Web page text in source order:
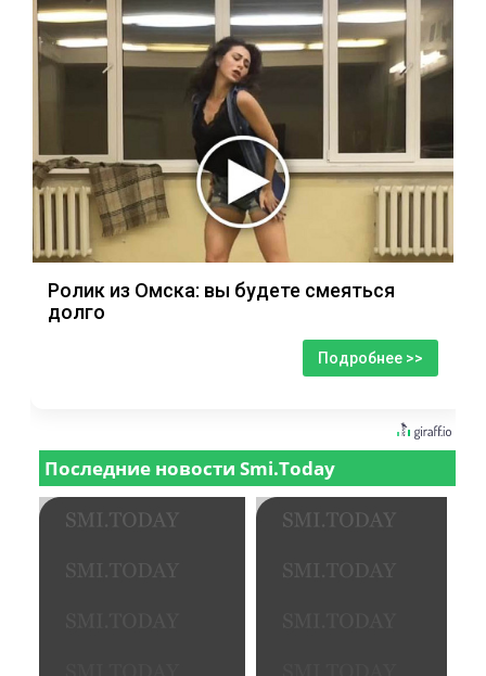
Ролик из Омска: вы будете смеяться
долго
Подробнее >>